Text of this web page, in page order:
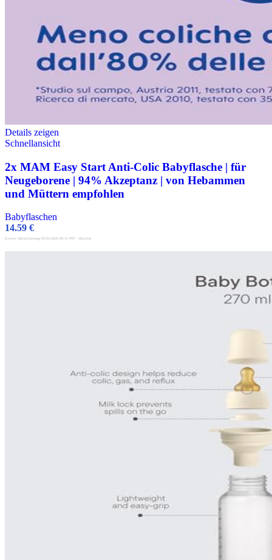
Details zeigen
Schnellansicht
2x MAM Easy Start Anti-Colic Babyflasche | für
Neugeborene | 94% Akzeptanz | von Hebammen
und Müttern empfohlen
Babyflaschen
14.59 €
(Letzte Aktualisierung 02/02/2026 00:51 PST - Details)